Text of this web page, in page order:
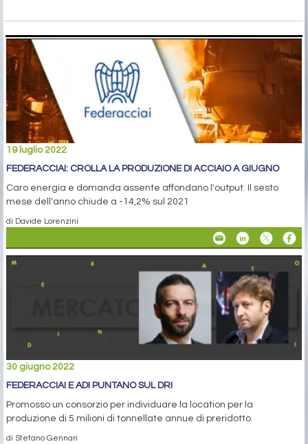
19 luglio 2022
FEDERACCIAI: CROLLA LA PRODUZIONE DI ACCIAIO A GIUGNO
Caro energia e domanda assente affondano l'output. Il sesto
mese dell'anno chiude a -14,2% sul 2021
di Davide Lorenzini
30 giugno 2022
FEDERACCIAI E ADI PUNTANO SUL DRI
Promosso un consorzio per individuare la location per la
produzione di 5 milioni di tonnellate annue di preridotto
di Stefano Gennari